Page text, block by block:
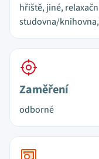
hřiště, jiné,
studovna/
Zaměření
odborné